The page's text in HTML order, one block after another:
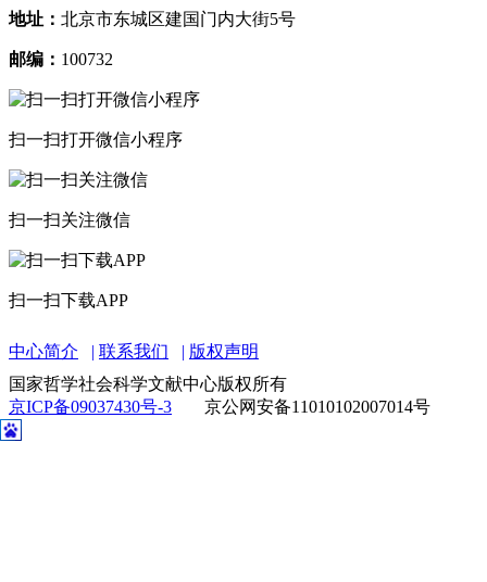
地址： 北京市东城区建国门内大街5号
邮编： 100732
扫一扫打开微信小程序
扫一扫关注微信
扫一扫下载APP
中心简介 联系我们
版权声明
国家哲学社会科学文献中心版权所有
京ICP备09037430号-3
京公网安备11010102007014号